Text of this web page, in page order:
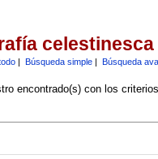
celestinesca
| Búsqueda simple| Búsqueda
encontrado(s) con los